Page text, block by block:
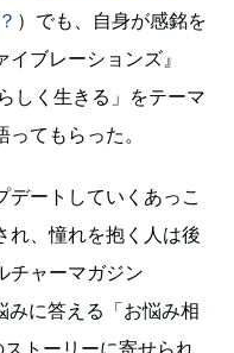
）でも、自身が感銘を
ブレーションズ』
しく生きる」をテーマ
てもらった。
デートしていくあっこ
れ、憧れを抱く人は後
チャーマガジン
みに答える「お悩み相